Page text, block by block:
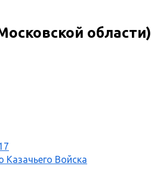
области)
Казачьего Войска